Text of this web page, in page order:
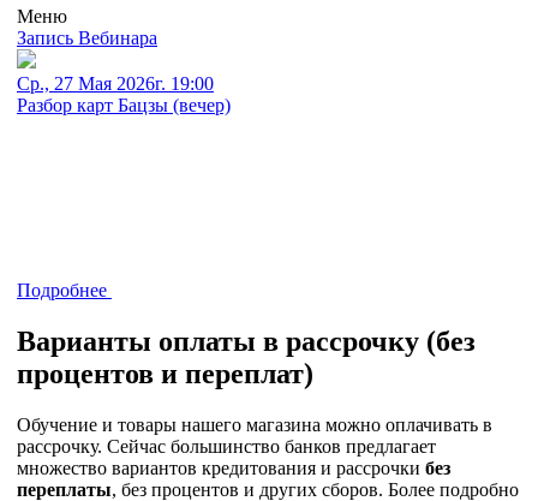
Меню
Запись Вебинара
Ср., 27 Мая 2026г. 19:00
Разбор карт Бацзы (вечер)
Подробнее
Варианты оплаты в рассрочку (без
процентов и переплат)
Обучение и товары нашего магазина можно оплачивать в
рассрочку. Сейчас большинство банков предлагает
множество вариантов кредитования и рассрочки без
переплаты, без процентов и других сборов. Более подробно